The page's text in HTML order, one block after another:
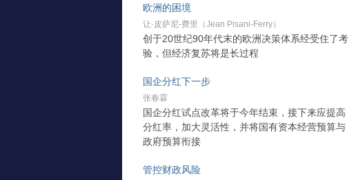
欧洲的困境
让·皮萨尼-费里（Jean Pisani-Ferry）
创于20世纪90年代末的欧洲决策体系经受住了考
验，但经济复苏将是长过程
国企分红下一步
张春霖
国企分红试点改革将于今年结束，接下来应提高
分红率，加大灵活性，并将国有资本经营预算与
政府预算衔接
管控财政风险